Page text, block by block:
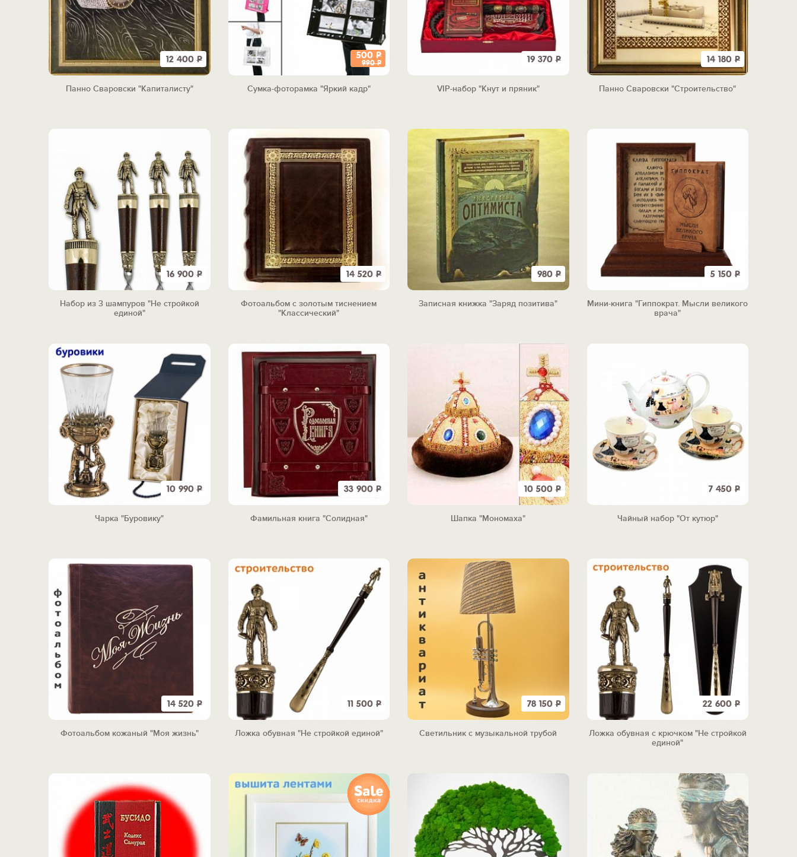
12 400Р
Панно Сваровски "Капиталисту"
500 Р
990Р
Сумка-фоторамка "Яркий кадр"
19 370Р
VIP-набор "Кнут и пряник"
14 180 Р
Панно Сваровски "Строительство"
16 900Р
Набор из 3 шампуров "Не стройкой
единой"
14 520 Р
Фотоальбом с золотым тиснением
"Классический"
980Р
Записная книжка "Заряд позитива"
5 150 Р
Мини-книга "Гиппократ. Мысли великого
врача"
10 990Р
Чарка "Буровику"
33 900 Р
Фамильная книга "Солидная"
10 500Р
Шапка "Мономаха"
7 450 Р
Чайный набор "От кутюр"
14 520Р
Фотоальбом кожаный "Моя жизнь"
11 500 Р
Ложка обувная "Не стройкой единой"
78 150Р
Светильник с музыкальной трубой
22 600 Р
Ложка обувная с крючком "Не стройкой
единой"